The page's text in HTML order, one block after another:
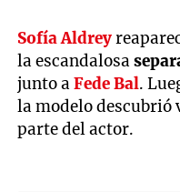
Sofía Aldrey
la escandalosa
junto aFede Bal.
la modelo
parte del actor.